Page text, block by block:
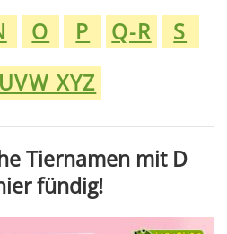
O P Q-R
S
UVW XYZ
Tiernamen mit D
fündig!